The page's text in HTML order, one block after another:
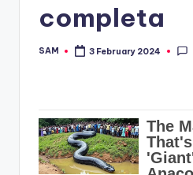
completa
Posted
SAM 3 February 2024